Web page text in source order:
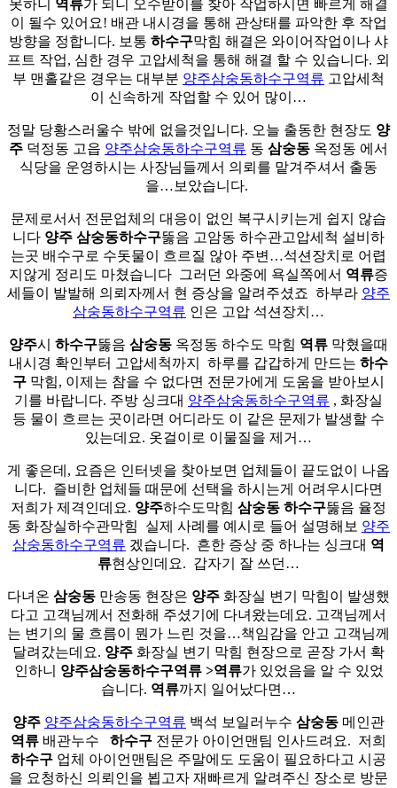
못하니 역류가 되니 오수받이를 찾아 작업하시면 빠르게 해결
이 될수 있어요! 배관 내시경을 통해 관상태를 파악한 후 작업
방향을 정합니다. 보통 하수구막힘 해결은 와이어작업이나 샤
프트 작업, 심한 경우 고압세척을 통해 해결 할 수 있습니다. 외
부 맨홀같은 경우는 대부분 양주삼숭동하수구역류 고압세척
이 신속하게 작업할 수 있어 많이…
정말 당황스러울수 밖에 없을것입니다. 오늘 출동한 현장도 양
주 덕정동 고읍 양주삼숭동하수구역류 동 삼숭동 옥정동 에서
식당을 운영하시는 사장님들께서 의뢰를 맡겨주셔서 출동
을…보았습니다. ​
문제로서서 전문업체의 대응이 없인 복구시키는게 쉽지 않습
니다 양주 삼숭동하수구뚫음 고암동 하수관고압세척 설비하
는곳 배수구로 수돗물이 흐르질 않아 주변…석션장치로 어렵
지않게 정리도 마쳤습니다 ​ 그러던 와중에 욕실쪽에서 역류증
세들이 발발해 의뢰자께서 현 증상을 알려주셨죠 ​ 하부라 양주
삼숭동하수구역류 인은 고압 석션장치…
양주시 하수구뚫음 삼숭동 옥정동 하수도 막힘 역류 막혔을때
내시경 확인부터 고압세척까지 ​ 하루를 갑갑하게 만드는 하수
구 막힘, 이제는 참을 수 없다면 전문가에게 도움을 받아보시
기를 바랍니다. 주방 싱크대 양주삼숭동하수구역류 , 화장실
등 물이 흐르는 곳이라면 어디라도 이 같은 문제가 발생할 수
있는데요. 옷걸이로 이물질을 제거…
게 좋은데, 요즘은 인터넷을 찾아보면 업체들이 끝도없이 나옵
니다. ​ 즐비한 업체들 때문에 선택을 하시는게 어려우시다면
저희가 제격인데요. 양주하수도막힘 삼숭동 하수구뚫음 율정
동 화장실하수관막힘 ​ 실제 사례를 예시로 들어 설명해보 양주
삼숭동하수구역류 겠습니다. ​ 흔한 증상 중 하나는 싱크대 역
류현상인데요. ​ 갑자기 잘 쓰던…
다녀온 삼숭동 만송동 현장은 양주 화장실 변기 막힘이 발생했
다고 고객님께서 전화해 주셨기에 다녀왔는데요. 고객님께서
는 변기의 물 흐름이 뭔가 느린 것을…책임감을 안고 고객님께
달려갔는데요. 양주 화장실 변기 막힘 현장으로 곧장 가서 확
인하니 양주삼숭동하수구역류 >역류가 있었음을 알 수 있었
습니다. 역류까지 일어났다면…
양주 양주삼숭동하수구역류 백석 보일러누수 삼숭동 메인관
역류 배관누수 ​ ​ 하수구 전문가 아이언맨팀 인사드려요. ​ 저희
하수구 업체 아이언맨팀은 주말에도 도움이 필요하다고 시공
을 요청하신 의뢰인을 뵙고자 재빠르게 알려주신 장소로 방문